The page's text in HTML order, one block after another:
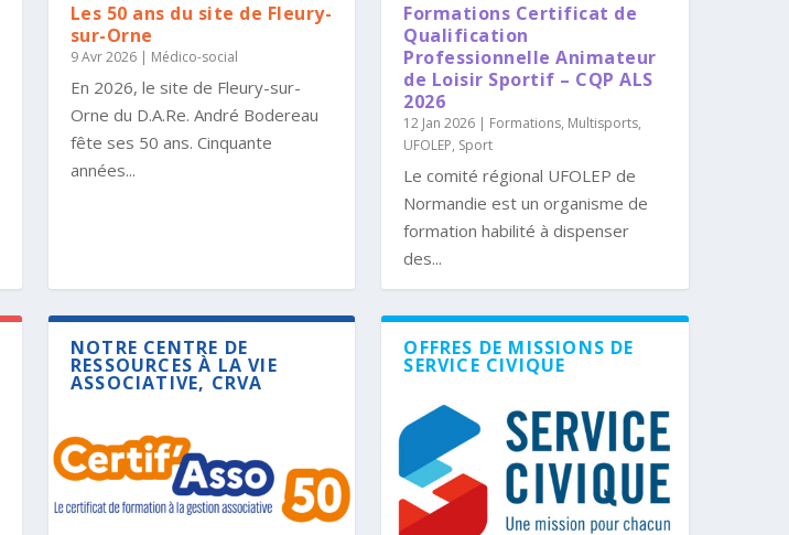
Les 50 ans du site de Fleury-
sur-Orne
9 Avr 2026| Médico-social
En 2026, le site de Fleury-sur-
Orne du D.A.Re. André Bodereau
fête ses 50 ans. Cinquante
années...
Formations Certificat de
Qualification
Professionnelle Animateur
de Loisir Sportif – CQP ALS
2026
12 Jan 2026 | Formations, Multisports,
UFOLEP, Sport
Le comité régional UFOLEP de
Normandie est un organisme de
formation habilité à dispenser
des...
NOTRE CENTRE DE
RESSOURCES À LA VIE
ASSOCIATIVE, CRVA
OFFRES DE MISSIONS DE
SERVICE CIVIQUE